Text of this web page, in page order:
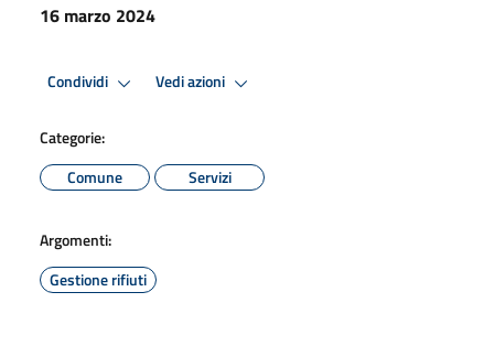
16 marzo 2024
Condividi Vedi azioni
Categorie:
Comune
Servizi
Argomenti:
Gestione rifiuti